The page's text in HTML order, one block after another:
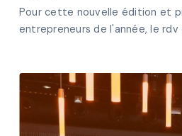
Pour cette nouvelle édition et
entrepreneurs de l'année, le rdv